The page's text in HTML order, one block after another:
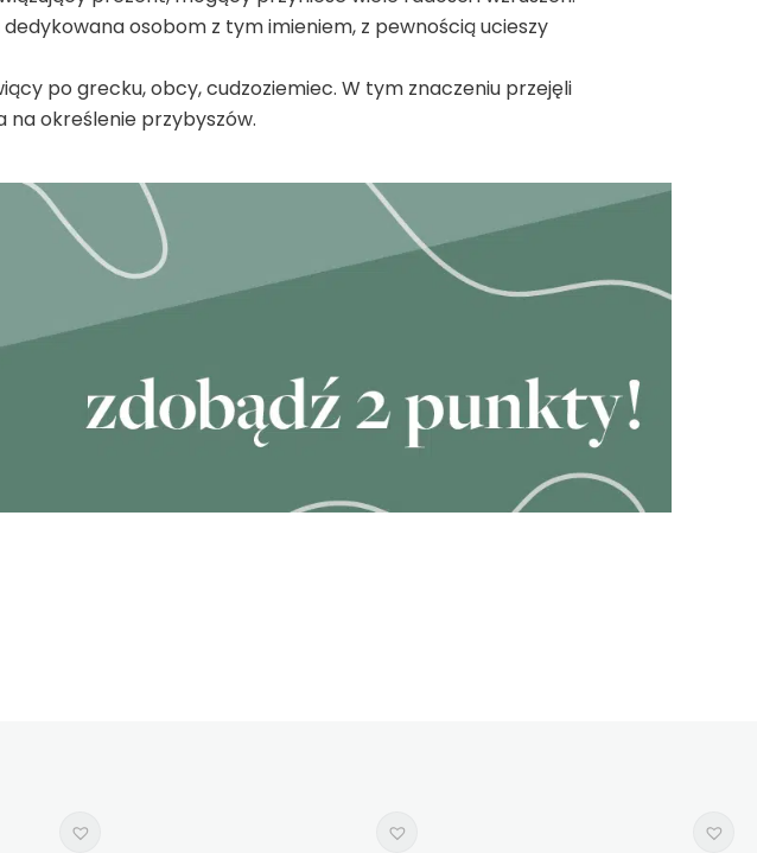
osobom z tym imieniem, z pewnością ucieszy
po grecku, obcy, cudzoziemiec. W tym znaczeniu przejęli
na określenie przybyszów.